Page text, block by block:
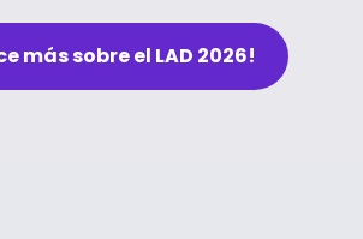
más sobre el LAD 2026!